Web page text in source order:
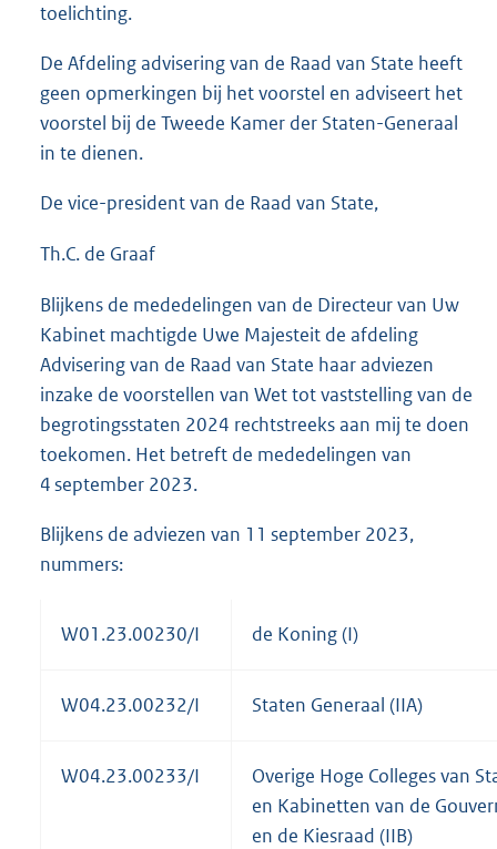
toelichting.
De Afdeling advisering van de Raad van State heeft
geen opmerkingen bij het voorstel en adviseert het
voorstel bij de Tweede Kamer der Staten-Generaal
in te dienen.
De vice-president van de Raad van State,
Th.C. de Graaf
Blijkens de mededelingen van de Directeur van Uw
Kabinet machtigde Uwe Majesteit de afdeling
Advisering van de Raad van State haar adviezen
inzake de voorstellen van Wet tot vaststelling van de
begrotingsstaten 2024 rechtstreeks aan mij te doen
toekomen. Het betreft de mededelingen van
4 september 2023.
Blijkens de adviezen van 11 september 2023,
nummers:
W01.23.00230/I de Koning (I)
W04.23.00232/I Staten Generaal (IIA)
W04.23.00233/I
Overige Hoge Colleges van
en Kabinetten van de
en de Kiesraad (IIB)